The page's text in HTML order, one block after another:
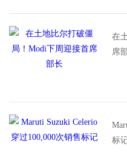
在
席
标